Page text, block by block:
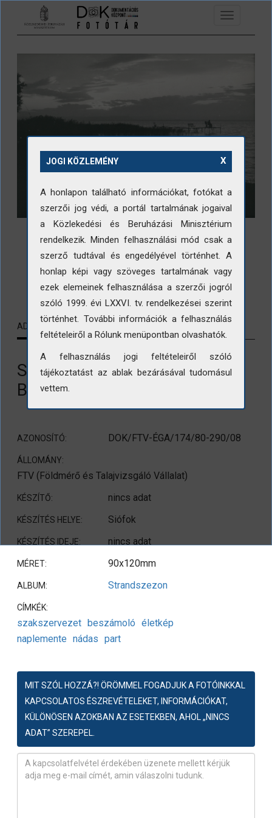
Ugrás a tartalomra
Toggle
navigation
ADATLAP
Szakszervezeti beszámoló.
Balaton-part.
AZONOSÍTÓ: DOK/FTV-ÉGA/174/80-290/08
ÁLLOMÁNY:
FTV (Földmérő és Talajvizsgáló Vállalat)
KÉSZÍTŐ: nincs adat
KÉSZÍTÉS HELYE: Siófok
KÉSZÍTÉS IDEJE: nincs adat
MÉRET: 90x120mm
ALBUM: Strandszezon
CÍMKÉK:
szakszervezet beszámoló életkép
naplemente nádas part
MIT SZÓL HOZZÁ?! ÖRÖMMEL FOGADJUK A FOTÓINKKAL
KAPCSOLATOS ÉSZREVÉTELEKET, INFORMÁCIÓKAT,
KÜLÖNÖSEN AZOKBAN AZ ESETEKBEN, AHOL „NINCS
ADAT” SZEREPEL.
X
JOGI KÖZLEMÉNY
A honlapon található információkat, fotókat a
szerzői jog védi, a portál tartalmának jogaival
a Közlekedési és Beruházási Minisztérium
rendelkezik. Minden felhasználási mód csak a
szerző tudtával és engedélyével történhet. A
honlap képi vagy szöveges tartalmának vagy
ezek elemeinek felhasználása a szerzői jogról
szóló 1999. évi LXXVI. tv. rendelkezései szerint
történhet. További információk a felhasználás
feltételeiről a Rólunk menüpontban olvashatók.
A felhasználás jogi feltételeiről szóló
tájékoztatást az ablak bezárásával tudomásul
vettem.